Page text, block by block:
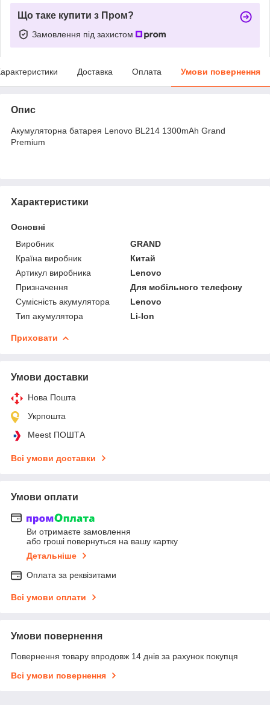
Що таке купити з Пром?
Замовлення під захистом
Доставка Оплата Умови повернення
Опис
Акумуляторна батарея Lenovo BL214 1300mAh Grand
Premium
Характеристики
Основні
Виробник
GRAND
Країна виробник
Китай
Артикул виробника
Lenovo
Призначення
Для мобільного телефону
Сумісність акумулятора
Lenovo
Тип акумулятора
Li-Ion
Приховати
Умови доставки
Нова Пошта
Укрпошта
Meest ПОШТА
Всі умови доставки
Умови оплати
Ви отримаєте замовлення
або гроші повернуться на вашу картку
Детальніше
Оплата за реквізитами
Всі умови оплати
Умови повернення
Повернення товару впродовж 14 днів за рахунок покупця
Всі умови повернення